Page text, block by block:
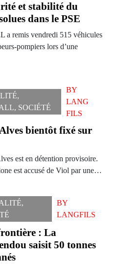
et stabilité du
dans le PSE
a remis vendredi 515 véhicules
pompiers lors d’une
,
, SOCIÉTÉ
BY
LANG
FILS
bientôt fixé sur
est en détention provisoire.
est accusé de Viol par une…
,
BY
LANGFILS
: La
saisit 50 tonnes